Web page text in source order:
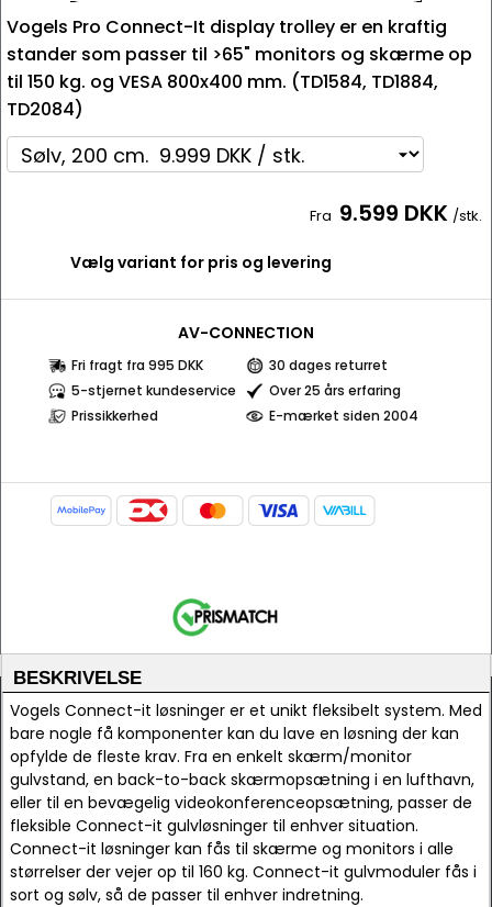
Vogels Pro Connect-It display trolley er en kraftig
stander som passer til >65" monitors og skærme op
til 150 kg. og VESA 800x400 mm. (TD1584, TD1884,
TD2084)
Fra 9.599 DKK /stk.
Vælg variant for pris og levering
AV-CONNECTION
Fri fragt fra 995 DKK
30 dages returret
5-stjernet kundeservice
Over 25 års erfaring
Prissikkerhed
E-mærket siden 2004
BESKRIVELSE
Vogels Connect-it løsninger er et unikt fleksibelt system. Med
bare nogle få komponenter kan du lave en løsning der kan
opfylde de fleste krav. Fra en enkelt skærm/monitor
gulvstand, en back-to-back skærmopsætning i en lufthavn,
eller til en bevægelig videokonferenceopsætning, passer de
fleksible Connect-it gulvløsninger til enhver situation.
Connect-it løsninger kan fås til skærme og monitors i alle
størrelser der vejer op til 160 kg. Connect-it gulvmoduler fås i
sort og sølv, så de passer til enhver indretning.